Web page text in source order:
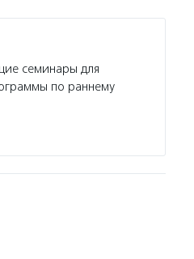
семинары для
по раннему